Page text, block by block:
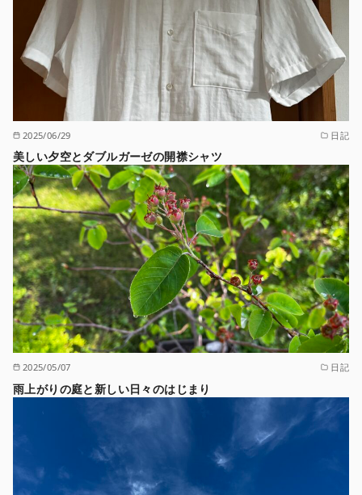
2025/06/29 日記
美しい夕空とダブルガーゼの開襟シャツ
2025/05/07 日記
雨上がりの庭と新しい日々のはじまり